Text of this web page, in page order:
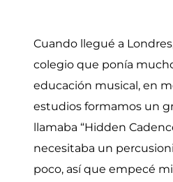
Cuando llegué a
colegio que ponía
educación musical, en
estudios formamos un
llamaba “Hidden
necesitaba un
poco, así que empecé